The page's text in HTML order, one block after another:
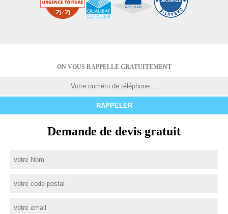
ON VOUS RAPPELLE GRATUITEMENT
Demande de devis gratuit